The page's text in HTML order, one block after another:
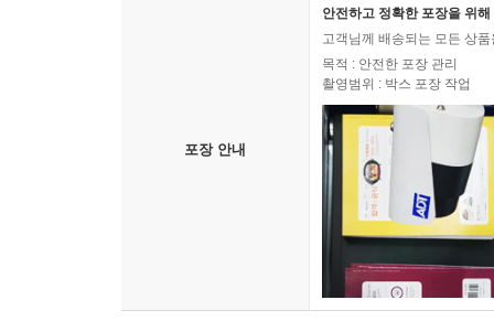
지식으로 환원될 수 없는 번득이는 지혜가, 당
촌철살인의 유머까지 들어 있다. ‘말년 양식’이
삶의 풍경이 궁금한 사람에게 『느낌을 팝니다』
포장 안내
안전하고 정확한 포장을 위
고객님께 배송되는 모든 상
목적 : 안전한 포장 관리
촬영범위 : 박스 포장 작업